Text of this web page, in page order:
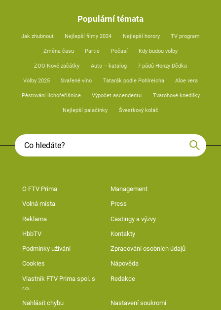
Populární témata
Jak zhubnout Nejlepší filmy 2024 Nejlepší horory TV program
Změna času Partie Počasí Kdy budou volby
ZOO Nové začátky Auto – katalog 7 pádů Honzy Dědka
Volby 2025 Svařené víno Tatarák podle Pohlreicha Aloe vera
Pěstování lichořeřišnice Výpočet ascendentu Tvarohové knedlíky
Nejlepší palačinky Švestkový koláč
O FTV Prima Management
Volná místa Press
Reklama Castingy a výzvy
HbbTV Kontakty
Podmínky užívání Zpracování osobních údajů
Cookies Nápověda
Vlastník FTV Prima spol. s
r.o.
Redakce
Nahlásit chybu Nastavení soukromí